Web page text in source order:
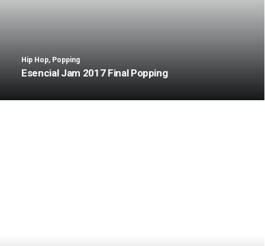
Hip Hop, Popping
Esencial Jam 2017 Final Popping